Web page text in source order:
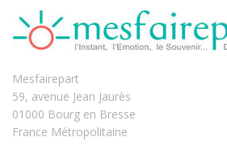
Mesfairepart
59, avenue Jean Jaurès
01000 Bourg en Bresse
France Métropolitaine